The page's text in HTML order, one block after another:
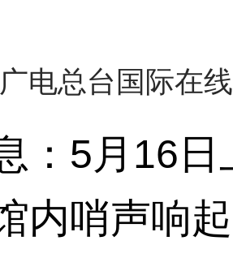
电总台国际在线
5月16日
内哨声响